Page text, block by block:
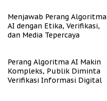
Menjawab Perang Algoritma
AI dengan Etika, Verifikasi,
dan Media Tepercaya
Perang Algoritma AI Makin
Kompleks, Publik Diminta
Verifikasi Informasi Digital